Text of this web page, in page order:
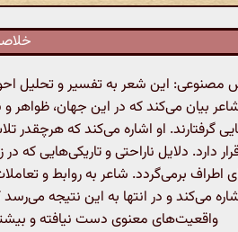
این شعر به تفسیر و تحلیل
بیان می‌کند که در این جهان، ظواهر
گرفتارند. او اشاره می‌کند که هرچقدر
دارد. دلایل ناراحتی و تاریکی‌هایی که
اطراف برمی‌گردد. شاعر به روابط و
می‌کند و در انتها به این نتیجه
واقعیت‌های معنوی دست نیافته و